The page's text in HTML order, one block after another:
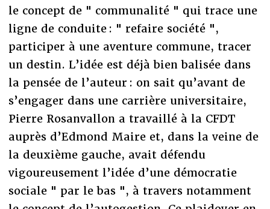
le concept de " communalité " qui trace une
ligne de conduite : " refaire société ",
participer à une aventure commune, tracer
un destin. L’idée est déjà bien balisée dans
la pensée de l’auteur : on sait qu’avant de
s’engager dans une carrière universitaire,
Pierre Rosanvallon a travaillé à la CFDT
auprès d’Edmond Maire et, dans la veine de
la deuxième gauche, avait défendu
vigoureusement l’idée d’une démocratie
sociale " par le bas ", à travers notamment